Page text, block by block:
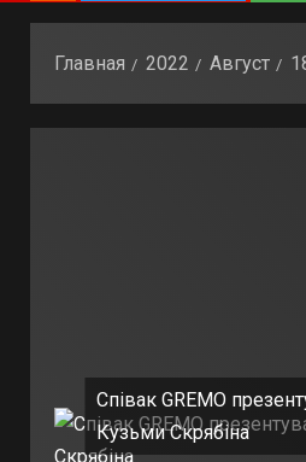
Главная 2022 Август
Співак GREMO
Кузьми Скрябіна